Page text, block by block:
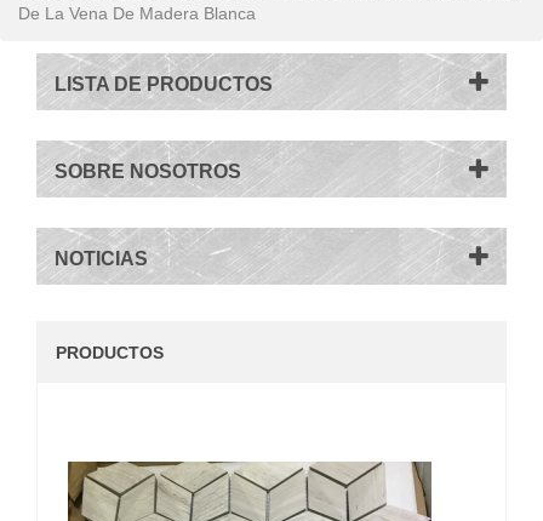
De La Vena De Madera Blanca
LISTA DE PRODUCTOS
SOBRE NOSOTROS
NOTICIAS
PRODUCTOS